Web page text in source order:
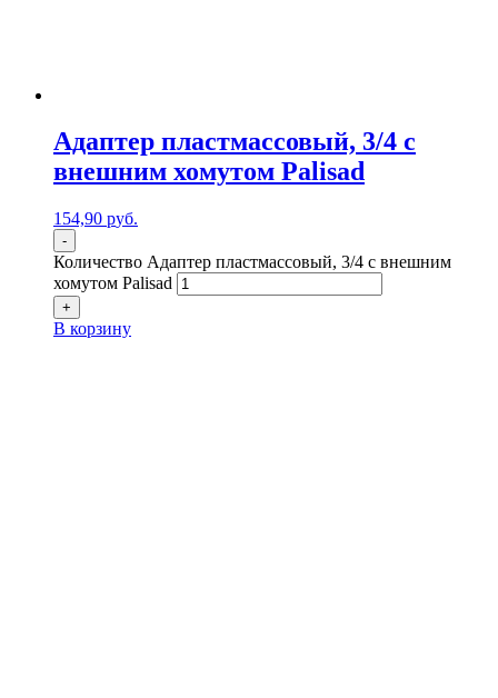
Адаптер пластмассовый, 3/4 с
внешним хомутом Palisad
154,90 руб.
-
Количество Адаптер пластмассовый, 3/4 с внешним
хомутом Palisad
+
В корзину